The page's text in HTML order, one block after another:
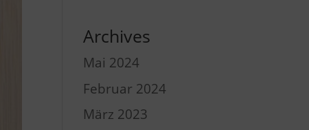
Archives
Mai 2024
Februar 2024
März 2023